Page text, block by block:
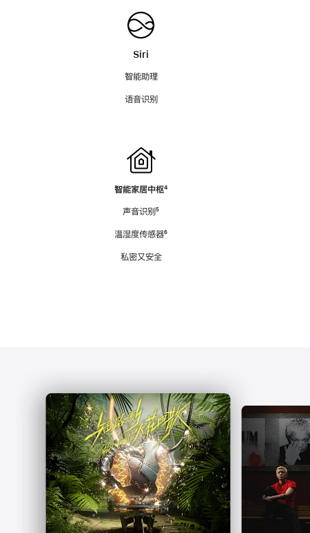
Siri
智能助理
语音识别
智能家居中枢脚
⁴
声音识别脚
⁵
温湿度传感器脚
⁶
私密又安全